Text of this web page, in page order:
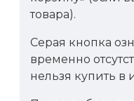
товара).
Серая кнопка
временно
нельзя купить в